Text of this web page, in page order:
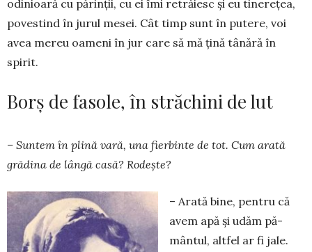
odinioară cu pă­rinţii, cu ei îmi re­tră­iesc şi eu tinereţea,
povestind în jurul me­sei. Cât timp sunt în putere, voi
avea mereu oameni în jur care să mă ţină tânără în
spirit.
Borș de fasole, în străchini de lut
– Suntem în plină vară, una fierbinte de tot. Cum arată
grădina de lângă casă? Rodește?
– Arată bine, pentru că
avem apă şi udăm pă­
mântul, altfel ar fi jale.